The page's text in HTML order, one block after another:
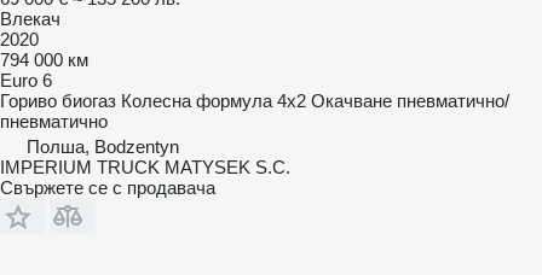
Влекач
2020
794 000 км
Euro 6
Гориво биогаз Колесна формула 4x2 Окачване пневматично/
пневматично
Полша, Bodzentyn
IMPERIUM TRUCK MATYSEK S.C.
Свържете се с продавача